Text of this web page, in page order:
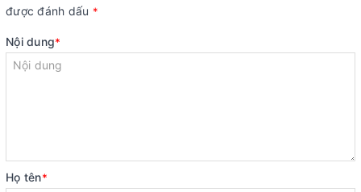
được đánh dấu *
Nội dung*
Họ tên*